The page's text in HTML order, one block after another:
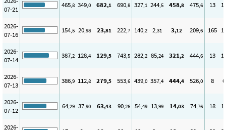
07-21
465,8 349,0 682,1 690,8 327,1 244,5 458,8 475,6 13
2026-
07-16
154,5 20,98 23,81 222,7 140,2 2,31 3,12 209,6 165
2026-
07-14
387,2 128,4 129,5 743,5 282,2 85,24 321,2 444,6 13
2026-
07-13
386,9 112,8 279,5 553,6 439,0 357,4 444,4 526,0 8 6
2026-
07-12
64,29 37,90 63,43 90,26 54,49 13,99 14,03 74,76 18
2026-